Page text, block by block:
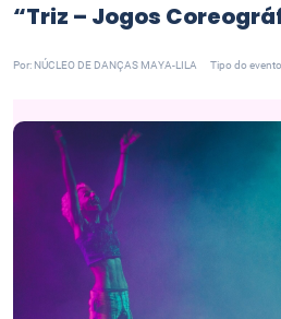
“Triz – Jogos
Por: NÚCLEO DE DANÇAS MAYA-LILA Tipo do